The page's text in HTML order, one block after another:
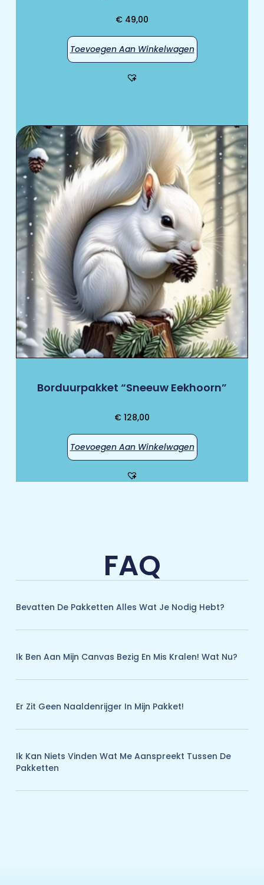
€ 49,00
Toevoegen Aan Winkelwagen
Borduurpakket “Sneeuw Eekhoorn”
€ 128,00
Toevoegen Aan Winkelwagen
FAQ
Bevatten De Pakketten Alles Wat Je Nodig Hebt?
Ik Ben Aan Mijn Canvas Bezig En Mis Kralen! Wat Nu?
Er Zit Geen Naaldenrijger In Mijn Pakket!
Ik Kan Niets Vinden Wat Me Aanspreekt Tussen De
Pakketten